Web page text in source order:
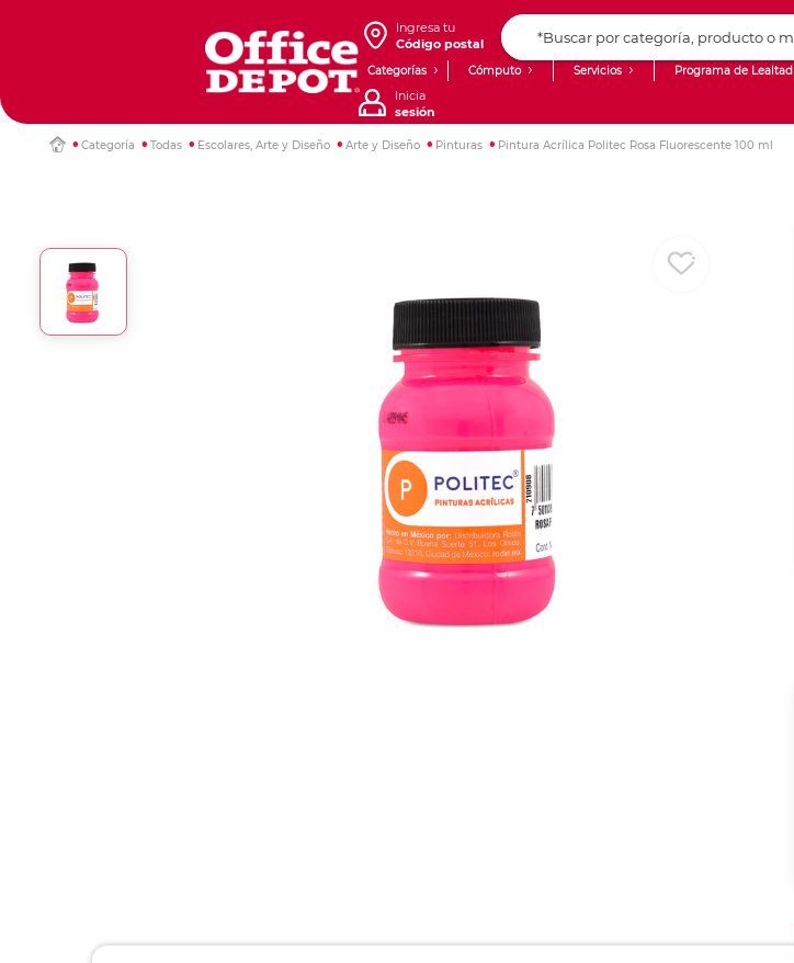
Ingresa tu
Código postal
Categorías Cómputo Servicios
Venta corporativa
Programa de Lealtad
Inicia
sesión
Categoría Todas Escolares, Arte y Diseño Arte y Diseño Pinturas Pintura Acrílica Politec Rosa Fluorescente 100 ml